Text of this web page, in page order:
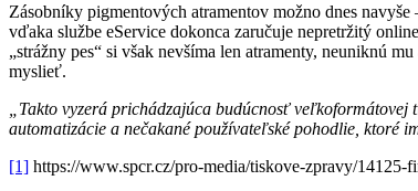
Zásobníky pigmentových atramentov možno dnes
vďaka službe eService dokonca zaručuje nepretržitý
„strážny pes“ si však nevšíma len atramenty, neuniknú
myslieť.
„Takto vyzerá prichádzajúca budúcnosť
automatizácie a nečakané používateľské pohodlie, ktoré
[1] https://www.spcr.cz/pro-media/tiskove-zpravy/